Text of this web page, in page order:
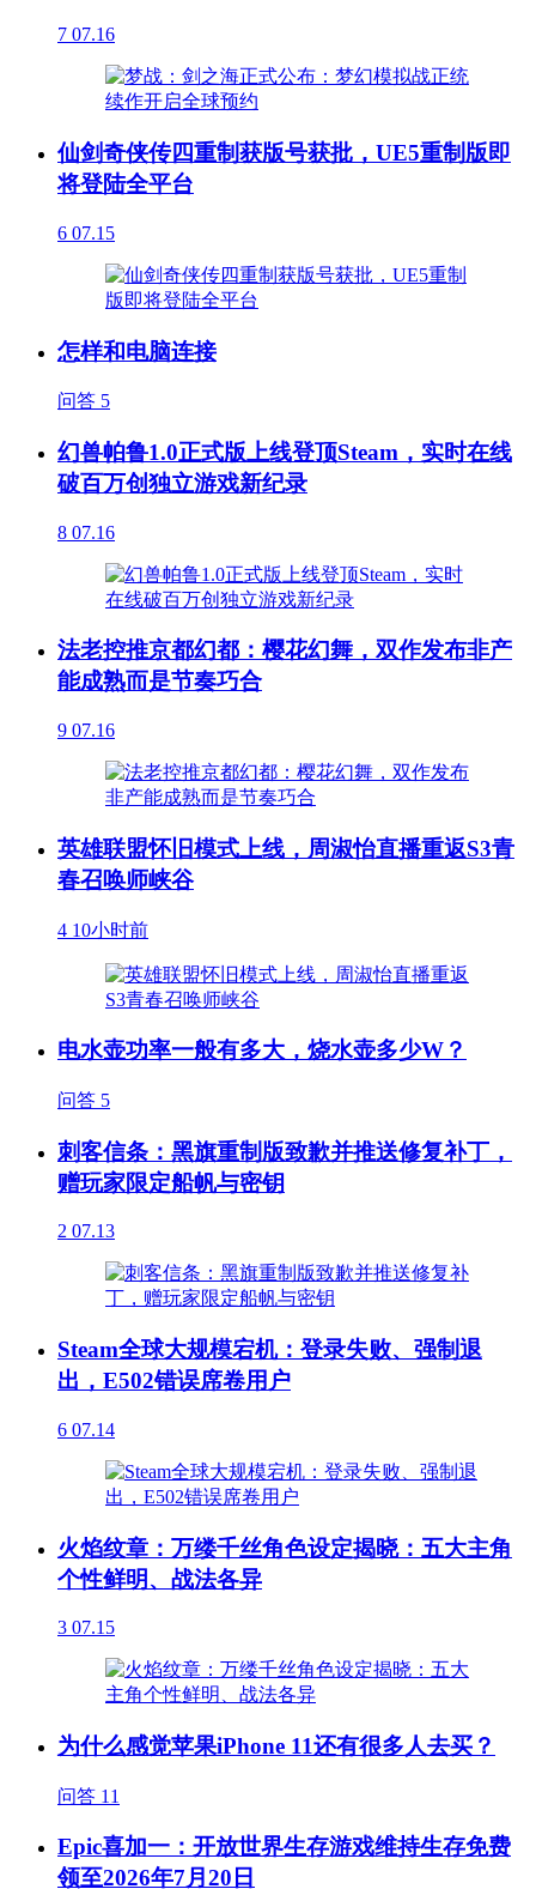
7 07.16
仙剑奇侠传四重制获版号获批，UE5重制版即
将登陆全平台
6 07.15
怎样和电脑连接
问答 5
幻兽帕鲁1.0正式版上线登顶Steam，实时在线
破百万创独立游戏新纪录
8 07.16
法老控推京都幻都：樱花幻舞，双作发布非产
能成熟而是节奏巧合
9 07.16
英雄联盟怀旧模式上线，周淑怡直播重返S3青
春召唤师峡谷
4 10小时前
电水壶功率一般有多大，烧水壶多少W？
问答 5
刺客信条：黑旗重制版致歉并推送修复补丁，
赠玩家限定船帆与密钥
2 07.13
Steam全球大规模宕机：登录失败、强制退
出，E502错误席卷用户
6 07.14
火焰纹章：万缕千丝角色设定揭晓：五大主角
个性鲜明、战法各异
3 07.15
为什么感觉苹果iPhone 11还有很多人去买？
问答 11
Epic喜加一：开放世界生存游戏维持生存免费
领至2026年7月20日